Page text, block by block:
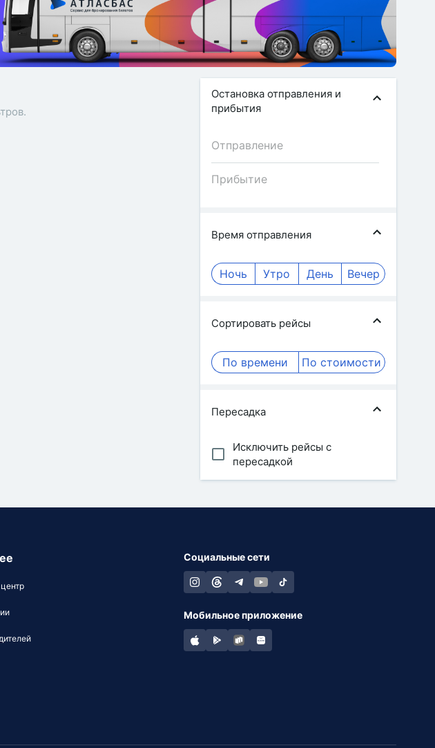
Остановка отправления и
прибытия
Время отправления
Ночь Утро День Вечер
Сортировать рейсы
По времени По стоимости
Пересадка
Исключить рейсы с
пересадкой
Социальные сети
Мобильное приложение